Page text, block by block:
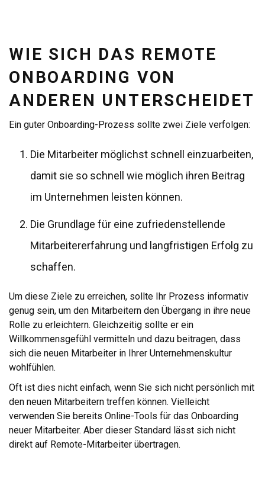
WIE SICH DAS REMOTE
ONBOARDING VON
ANDEREN UNTERSCHEIDET
Ein guter Onboarding-Prozess sollte zwei Ziele verfolgen:
Die Mitarbeiter möglichst schnell einzuarbeiten,
damit sie so schnell wie möglich ihren Beitrag
im Unternehmen leisten können.
Die Grundlage für eine zufriedenstellende
Mitarbeitererfahrung und langfristigen Erfolg zu
schaffen.
Um diese Ziele zu erreichen, sollte Ihr Prozess informativ
genug sein, um den Mitarbeitern den Übergang in ihre neue
Rolle zu erleichtern. Gleichzeitig sollte er ein
Willkommensgefühl vermitteln und dazu beitragen, dass
sich die neuen Mitarbeiter in Ihrer Unternehmenskultur
wohlfühlen.
Oft ist dies nicht einfach, wenn Sie sich nicht persönlich mit
den neuen Mitarbeitern treffen können. Vielleicht
verwenden Sie bereits Online-Tools für das Onboarding
neuer Mitarbeiter. Aber dieser Standard lässt sich nicht
direkt auf Remote-Mitarbeiter übertragen.